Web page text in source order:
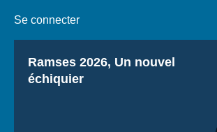
Se connecter
Titre
Ramses 2026, Un nouvel
échiquier